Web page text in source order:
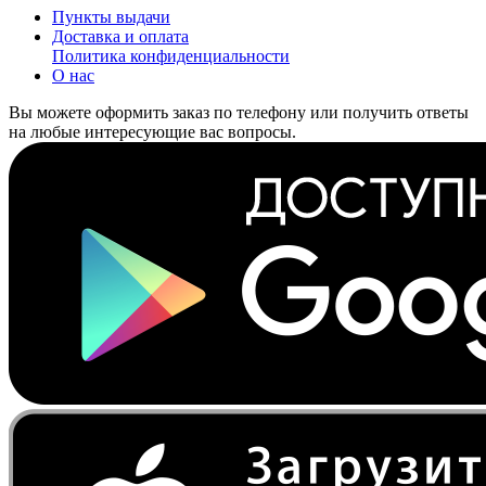
Пункты выдачи
Доставка и оплата
Политика конфиденциальности
О нас
Вы можете оформить заказ по телефону или получить ответы
на любые интересующие вас вопросы.